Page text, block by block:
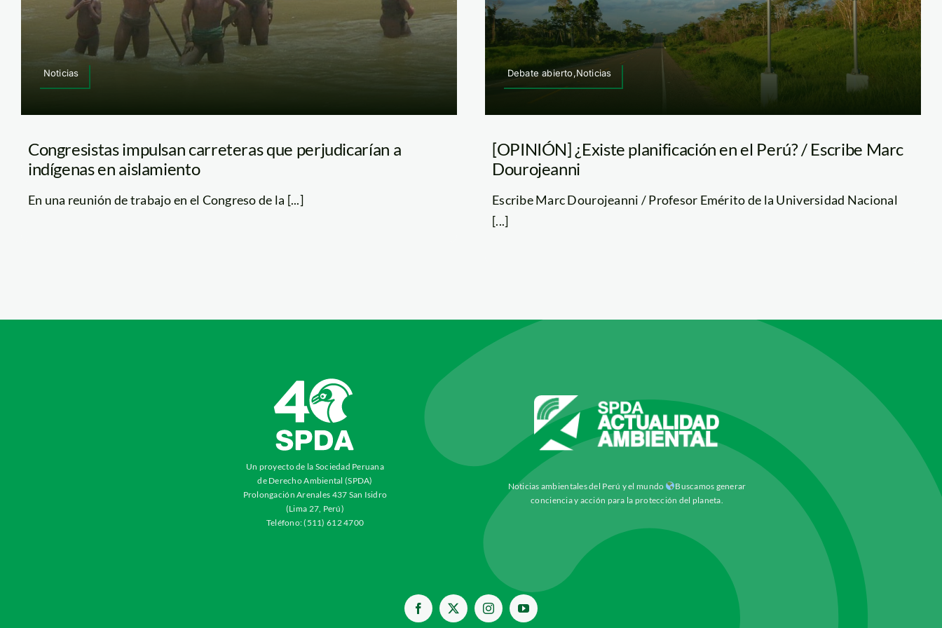
Noticias
Congresistas impulsan carreteras que perjudicarían a
indígenas en aislamiento
En una reunión de trabajo en el Congreso de la [...]
Debate abierto,Noticias
[OPINIÓN] ¿Existe planificación en el Perú? / Escribe Marc
Dourojeanni
Escribe Marc Dourojeanni / Profesor Emérito de la Universidad Nacional
[...]
Un proyecto de la Sociedad Peruana
de Derecho Ambiental (SPDA)
Prolongación Arenales 437 San Isidro
(Lima 27, Perú)
Teléfono: (511) 612 4700
Noticias ambientales del Perú y el mundo
Buscamos generar
conciencia y acción para la protección del planeta.